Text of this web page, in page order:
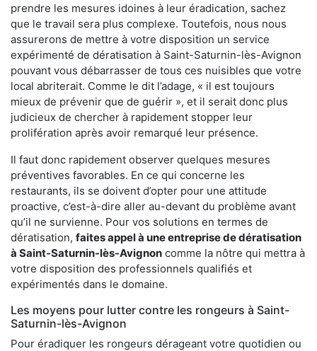
prendre les mesures idoines à leur éradication, sachez
que le travail sera plus complexe. Toutefois, nous nous
assurerons de mettre à votre disposition un service
expérimenté de dératisation à Saint-Saturnin-lès-Avignon
pouvant vous débarrasser de tous ces nuisibles que votre
local abriterait. Comme le dit l’adage, « il est toujours
mieux de prévenir que de guérir », et il serait donc plus
judicieux de chercher à rapidement stopper leur
prolifération après avoir remarqué leur présence.
Il faut donc rapidement observer quelques mesures
préventives favorables. En ce qui concerne les
restaurants, ils se doivent d’opter pour une attitude
proactive, c’est-à-dire aller au-devant du problème avant
qu’il ne survienne. Pour vos solutions en termes de
dératisation, faites appel à une entreprise de dératisation
à Saint-Saturnin-lès-Avignon comme la nôtre qui mettra à
votre disposition des professionnels qualifiés et
expérimentés dans le domaine.
Les moyens pour lutter contre les rongeurs à Saint-
Saturnin-lès-Avignon
Pour éradiquer les rongeurs dérageant votre quotidien ou